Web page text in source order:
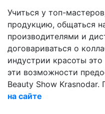
Учиться у топ-
продукцию, общаться
производителями и
договариваться о
индустрии красоты
эти возможности
Beauty Show Krasnodar.
на сайте